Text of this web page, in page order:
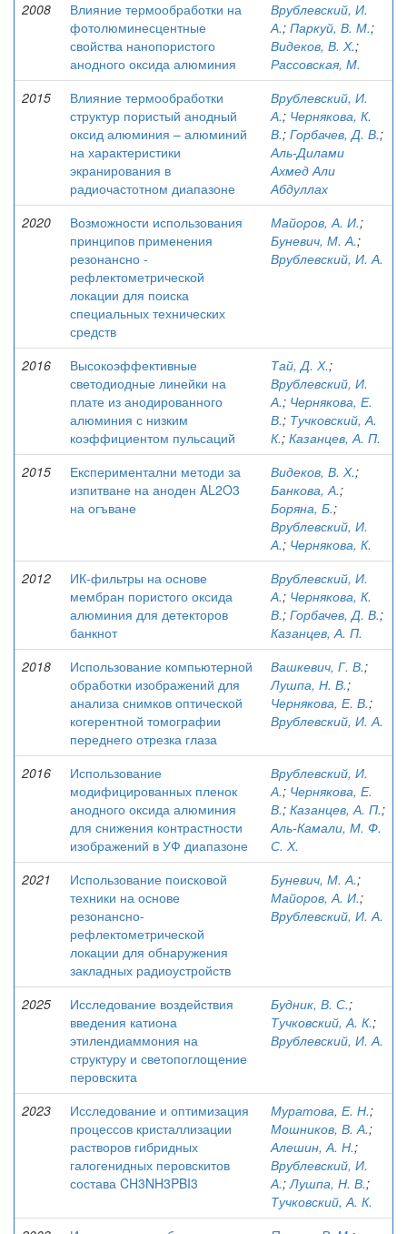
2008
Влияние термообработки на
фотолюминесцентные
свойства нанопористого
анодного оксида алюминия
Врублевский, И.
А.; Паркуй, В. М.;
Видеков, В. Х.;
Рассовская, М.
2015
Влияние термообработки
структур пористый анодный
оксид алюминия – алюминий
на характеристики
экранирования в
радиочастотном диапазоне
Врублевский, И.
А.; Чернякова, К.
В.; Горбачев, Д. В.;
Аль-Дилами
Ахмед Али
Абдуллах
2020
Возможности использования
принципов применения
резонансно -
рефлектометрической
локации для поиска
специальных технических
средств
Майоров, А. И.;
Буневич, М. А.;
Врублевский, И. А.
2016
Высокоэффективные
светодиодные линейки на
плате из анодированного
алюминия с низким
коэффициентом пульсаций
Тай, Д. Х.;
Врублевский, И.
А.; Чернякова, Е.
В.; Тучковский, А.
К.; Казанцев, А. П.
2015
Експериментални методи за
изпитване на аноден AL2O3
на огъване
Видеков, В. Х.;
Банкова, А.;
Боряна, Б.;
Врублевский, И.
А.; Чернякова, К.
2012
ИК-фильтры на основе
мембран пористого оксида
алюминия для детекторов
банкнот
Врублевский, И.
А.; Чернякова, К.
В.; Горбачев, Д. В.;
Казанцев, А. П.
2018
Использование компьютерной
обработки изображений для
анализа снимков оптической
когерентной томографии
переднего отрезка глаза
Вашкевич, Г. В.;
Лушпа, Н. В.;
Чернякова, Е. В.;
Врублевский, И. А.
2016
Использование
модифицированных пленок
анодного оксида алюминия
для снижения контрастности
изображений в УФ диапазоне
Врублевский, И.
А.; Чернякова, Е.
В.; Казанцев, А. П.;
Аль-Камали, М. Ф.
С. Х.
2021
Использование поисковой
техники на основе
резонансно-
рефлектометрической
локации для обнаружения
закладных радиоустройств
Буневич, М. А.;
Майоров, А. И.;
Врублевский, И. А.
2025
Исследование воздействия
введения катиона
этилендиаммония на
структуру и светопоглощение
перовскита
Будник, В. С.;
Тучковский, А. К.;
Врублевский, И. А.
2023
Исследование и оптимизация
процессов кристаллизации
растворов гибридных
галогенидных перовскитов
состава CH3NH3PBI3
Муратова, Е. Н.;
Мошников, В. А.;
Алешин, А. Н.;
Врублевский, И.
А.;Лушпа, Н. В.;
Тучковский, А. К.